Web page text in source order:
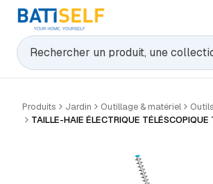
Rechercher
Produits Jardin Outillage & matériel
TAILLE-HAIE ÉLECTRIQUE